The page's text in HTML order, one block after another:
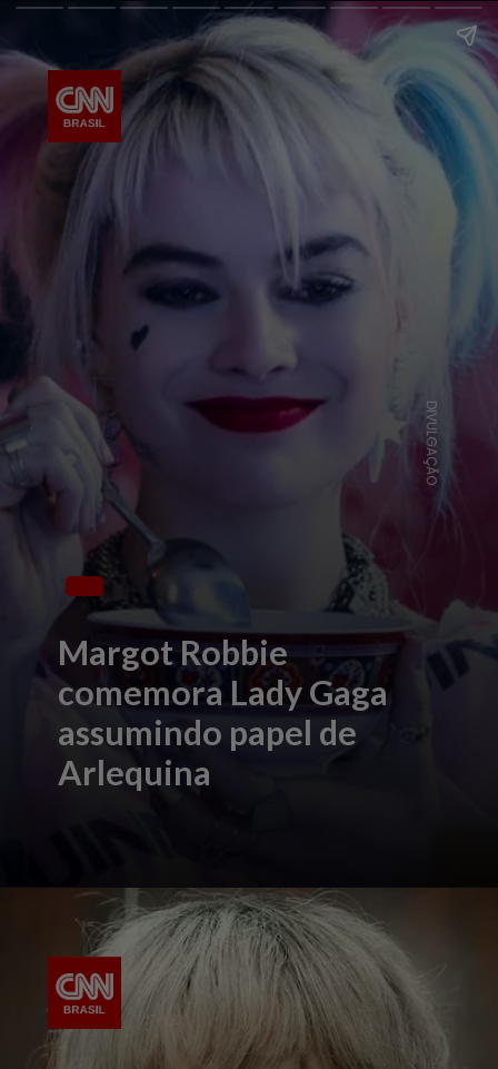
Margot Robbie
comemora Lady Gaga
assumindo papel de
Arlequina
DIVULGAÇÃO